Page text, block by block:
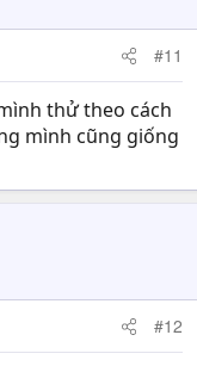
#11
thử theo cách
mình cũng giống
#12